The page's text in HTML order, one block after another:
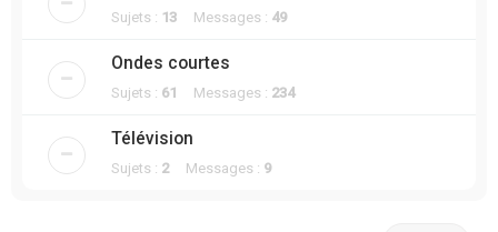
Sujets : 13 Messages : 49
Ondes courtes
Sujets : 61 Messages : 234
Télévision
Sujets : 2 Messages : 9